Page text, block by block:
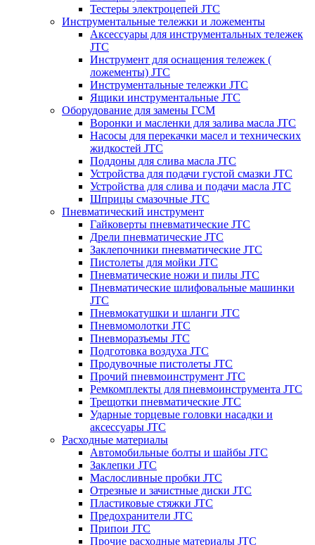
Тестеры электроцепей JTC
Инструментальные тележки и ложементы
Аксессуары для инструментальных тележек
JTC
Инструмент для оснащения тележек (
ложементы) JTC
Инструментальные тележки JTC
Ящики инструментальные JTC
Оборудование для замены ГСМ
Воронки и масленки для залива масла JTC
Насосы для перекачки масел и технических
жидкостей JTC
Поддоны для слива масла JTC
Устройства для подачи густой смазки JTC
Устройства для слива и подачи масла JTC
Шприцы смазочные JTC
Пневматический инструмент
Гайковерты пневматические JTC
Дрели пневматические JTC
Заклепочники пневматические JTC
Пистолеты для мойки JTC
Пневматические ножи и пилы JTC
Пневматические шлифовальные машинки
JTC
Пневмокатушки и шланги JTC
Пневмомолотки JTC
Пневморазъемы JTC
Подготовка воздуха JTC
Продувочные пистолеты JTC
Прочий пневмоинструмент JTC
Ремкомплекты для пневмоинструмента JTC
Трещотки пневматические JTC
Ударные торцевые головки насадки и
аксессуары JTC
Расходные материалы
Автомобильные болты и шайбы JTC
Заклепки JTC
Маслосливные пробки JTC
Отрезные и зачистные диски JTC
Пластиковые стяжки JTC
Предохранители JTC
Припои JTC
Прочие расходные материалы JTC